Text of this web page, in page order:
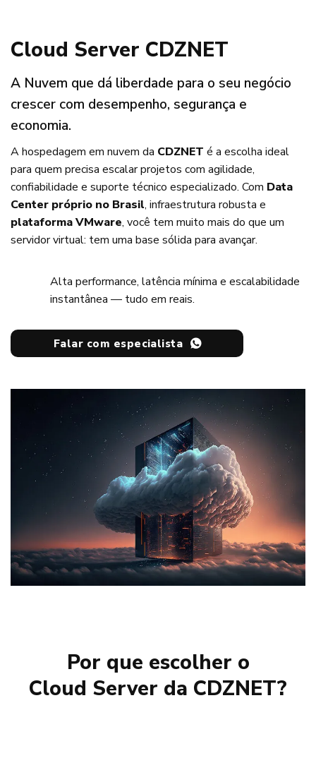
Cloud Server CDZNET
A Nuvem que dá liberdade para o seu negócio
crescer com desempenho, segurança e
economia.
A hospedagem em nuvem da CDZNET é a escolha ideal
para quem precisa escalar projetos com agilidade,
confiabilidade e suporte técnico especializado. Com Data
Center próprio no Brasil, infraestrutura robusta e
plataforma VMware, você tem muito mais do que um
servidor virtual: tem uma base sólida para avançar.
Alta performance, latência mínima e escalabilidade
instantânea — tudo em reais.
Falar com especialista
Por que escolher o
Cloud Server da CDZNET?